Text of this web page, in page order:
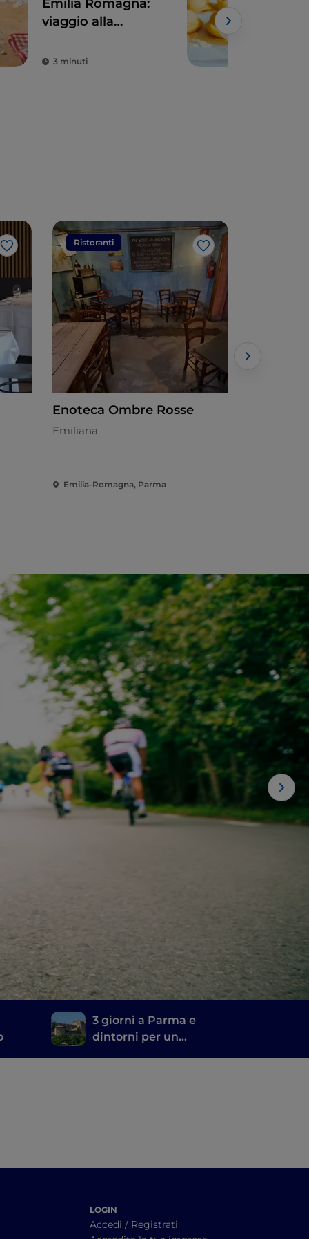
Emilia Romagna:
viaggio alla
tortello
3 minuti
Like
Ristoranti
Like
Enoteca Ombre Rosse
Emiliana
Emilia-Romagna, Parma
3 giorni a Parma e
dintorni per un
LOGIN
Accedi / Registrati